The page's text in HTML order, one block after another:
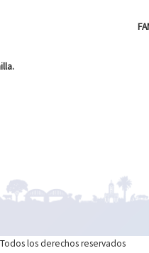
los derechos reservados